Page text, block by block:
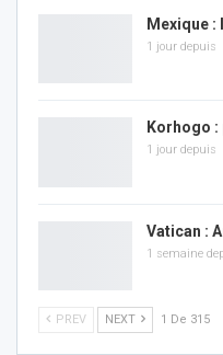
Mexique :
1 jour depuis
Korhogo :
1 jour depuis
Vatican :
1 semaine
PREV NEXT 1 De 315